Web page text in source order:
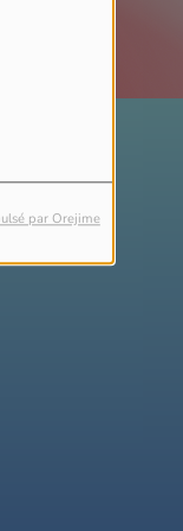
par Orejime